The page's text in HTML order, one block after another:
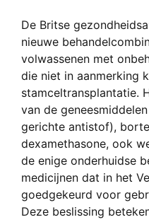
De Britse
nieuwe
volwassenen met
die niet in aanmerking
stamceltransplantatie.
van de
gerichte antistof),
dexamethasone, ook
de enige onderhuidse
medicijnen dat in het
goedgekeurd voor
Deze beslissing